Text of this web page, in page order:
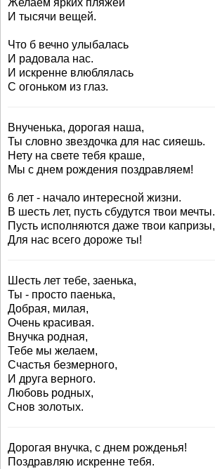
Желаем ярких пляжей
И тысячи вещей.
Что б вечно улыбалась
И радовала нас.
И искренне влюблялась
С огоньком из глаз.
Внученька, дорогая наша,
Ты словно звездочка для нас сияешь.
Нету на свете тебя краше,
Мы с днем рождения поздравляем!
6 лет - начало интересной жизни.
В шесть лет, пусть сбудутся твои мечты.
Пусть исполняются даже твои капризы,
Для нас всего дороже ты!
Шесть лет тебе, заенька,
Ты - просто паенька,
Добрая, милая,
Очень красивая.
Внучка родная,
Тебе мы желаем,
Счастья безмерного,
И друга верного.
Любовь родных,
Снов золотых.
Дорогая внучка, с днем рожденья!
Поздравляю искренне тебя.